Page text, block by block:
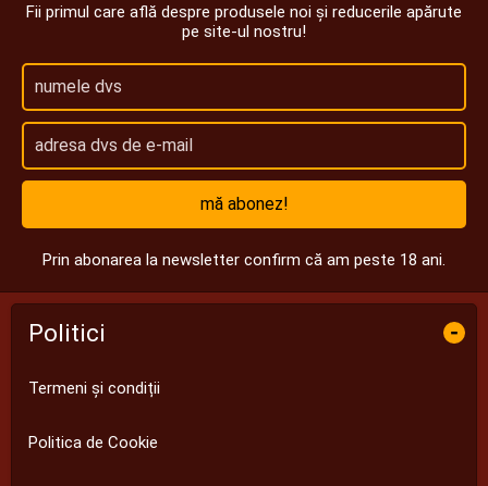
Fii primul care află despre produsele noi și reducerile apărute
pe site-ul nostru!
mă abonez!
Prin abonarea la newsletter confirm că am peste 18 ani.
Politici -
Termeni și condiții
Politica de Cookie